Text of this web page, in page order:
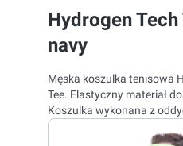
Hydrogen
navy
Męska koszulka tenisowa
Tee. Elastyczny materiał
Koszulka wykonana z